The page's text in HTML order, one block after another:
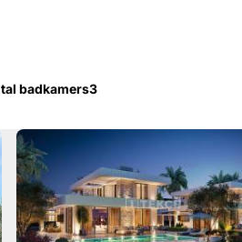
badkamers3